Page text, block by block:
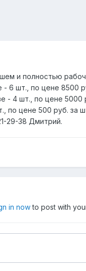
и полностью
- 6 шт., по цене 8500
- 4 шт., по цене 5000
по цене 500 руб. за
29-38 Дмитрий.
in nowto post with